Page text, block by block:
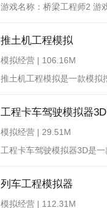
推土机工程模拟
模拟经营 | 106.16M
工程卡车驾驶模拟器3D
模拟经营 | 29.51M
列车工程模拟器
模拟经营 | 112.31M